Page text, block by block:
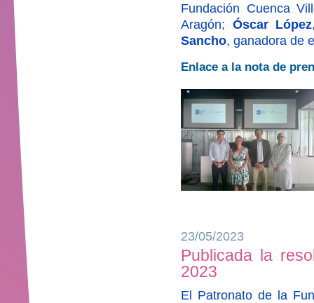
Fundación Cuenca
Aragón; Óscar López
Sancho, ganadora de
Enlace a la nota de
23/05/2023
Publicada la
2023
El Patronato de la